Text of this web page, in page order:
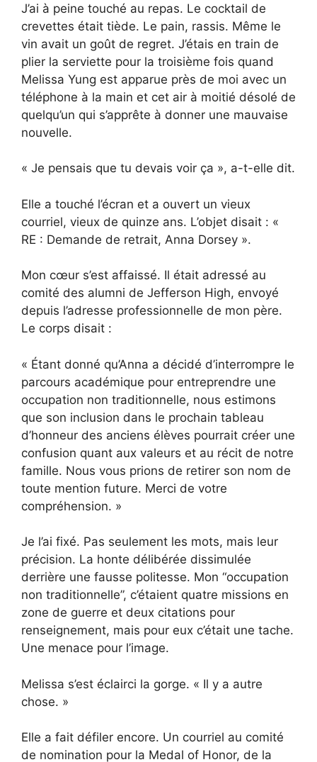
J’ai à peine touché au repas. Le cocktail de
crevettes était tiède. Le pain, rassis. Même le
vin avait un goût de regret. J’étais en train de
plier la serviette pour la troisième fois quand
Melissa Yung est apparue près de moi avec un
téléphone à la main et cet air à moitié désolé de
quelqu’un qui s’apprête à donner une mauvaise
nouvelle.
« Je pensais que tu devais voir ça », a-t-elle dit.
Elle a touché l’écran et a ouvert un vieux
courriel, vieux de quinze ans. L’objet disait : «
RE : Demande de retrait, Anna Dorsey ».
Mon cœur s’est affaissé. Il était adressé au
comité des alumni de Jefferson High, envoyé
depuis l’adresse professionnelle de mon père.
Le corps disait :
« Étant donné qu’Anna a décidé d’interrompre le
parcours académique pour entreprendre une
occupation non traditionnelle, nous estimons
que son inclusion dans le prochain tableau
d’honneur des anciens élèves pourrait créer une
confusion quant aux valeurs et au récit de notre
famille. Nous vous prions de retirer son nom de
toute mention future. Merci de votre
compréhension. »
Je l’ai fixé. Pas seulement les mots, mais leur
précision. La honte délibérée dissimulée
derrière une fausse politesse. Mon “occupation
non traditionnelle”, c’étaient quatre missions en
zone de guerre et deux citations pour
renseignement, mais pour eux c’était une tache.
Une menace pour l’image.
Melissa s’est éclairci la gorge. « Il y a autre
chose. »
Elle a fait défiler encore. Un courriel au comité
de nomination pour la Medal of Honor, de la